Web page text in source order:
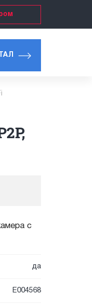
с
да
E004568